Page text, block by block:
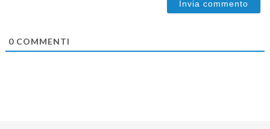
0COMMENTI